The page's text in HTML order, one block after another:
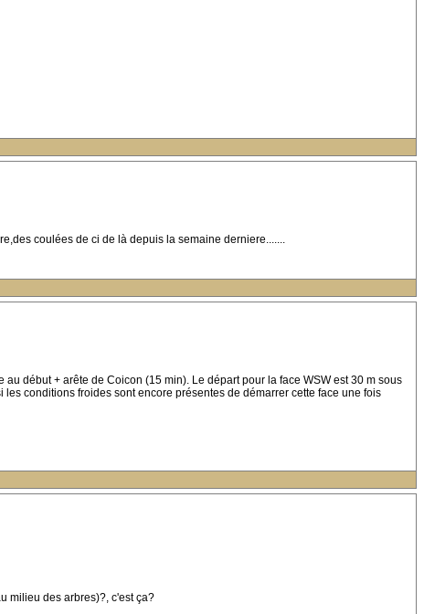
coulées de ci de là depuis la semaine derniere.......
début + arête de Coicon (15 min). Le départ pour la face WSW est 30 m sous
conditions froides sont encore présentes de démarrer cette face une fois
milieu des arbres)?, c'est ça?